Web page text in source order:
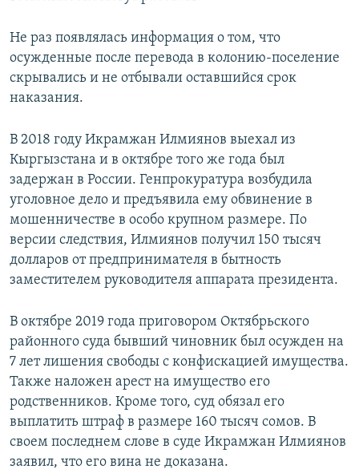
Не раз появлялась информация о том, что
осужденные после перевода в колонию-поселение
скрывались и не отбывали оставшийся срок
наказания.
В 2018 году Икрамжан Илмиянов выехал из
Кыргызстана и в октябре того же года был
задержан в России. Генпрокуратура возбудила
уголовное дело и предъявила ему обвинение в
мошенничестве в особо крупном размере. По
версии следствия, Илмиянов получил 150 тысяч
долларов от предпринимателя в бытность
заместителем руководителя аппарата президента.
В октябре 2019 года приговором Октябрьского
районного суда бывший чиновник был осужден на
7 лет лишения свободы с конфискацией имущества.
Также наложен арест на имущество его
родственников. Кроме того, суд обязал его
выплатить штраф в размере 160 тысяч сомов. В
своем последнем слове в суде Икрамжан Илмиянов
заявил, что его вина не доказана.